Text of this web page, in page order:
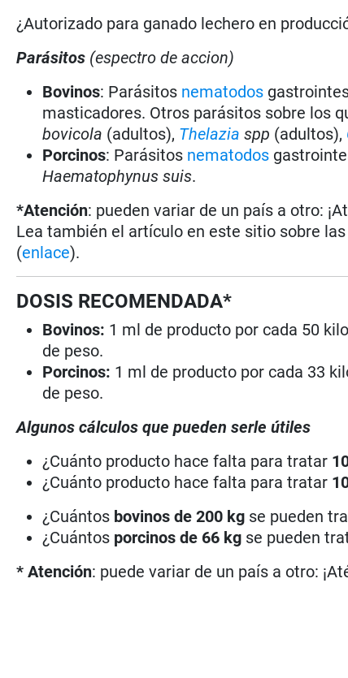
¿Autorizado para ganado lechero en
Parásitos (espectro de accion)
Bovinos: Parásitos nematodos
masticadores. Otros parásitos sobre los
bovicola (adultos), Thelazia spp (adultos),
Porcinos: Parásitos nematodos
Haematophynus suis.
*Atención: pueden variar de un país a otro:
Lea también el artículo en este sitio sobre
(enlace).
DOSIS RECOMENDADA*
Bovinos: 1 ml de producto por cada 50
de peso.
Porcinos: 1 ml de producto por cada 33
de peso.
Algunos cálculos que pueden serle útiles
¿Cuánto producto hace falta para tratar
¿Cuánto producto hace falta para tratar
¿Cuántos bovinos de 200 kg se pueden
¿Cuántos porcinos de 66 kg se pueden
* Atención: puede variar de un país a otro: